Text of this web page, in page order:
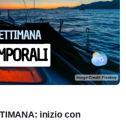
inizio con